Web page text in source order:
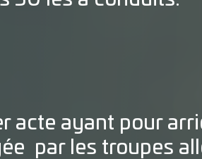
acte ayant pour
par les troupes